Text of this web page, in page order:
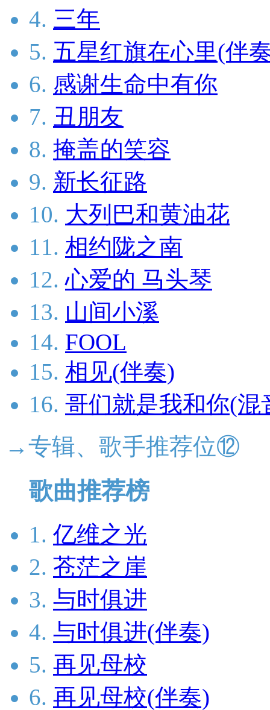
4. 三年
5. 五星红旗在心里(伴
6. 感谢生命中有你
7. 丑朋友
8. 掩盖的笑容
9. 新长征路
10. 大列巴和黄油花
11. 相约陇之南
12. 心爱的 马头琴
13. 山间小溪
14. FOOL
15. 相见(伴奏)
16. 哥们就是我和你(混
→专辑、歌手推荐位⑫
歌曲推荐榜
1. 亿维之光
2. 苍茫之崖
3. 与时俱进
4. 与时俱进(伴奏)
5. 再见母校
6. 再见母校(伴奏)